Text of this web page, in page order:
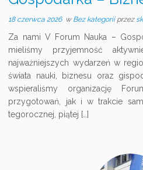
18 czerwca 2026w Bez kategorii przez
Za nami V Forum Nauka –
mieliśmy przyjemność
najważniejszych wydarzeń w
świata nauki, biznesu oraz
wspieraliśmy organizację
przygotowań, jak i w trakcie
tegorocznej, piątej […]